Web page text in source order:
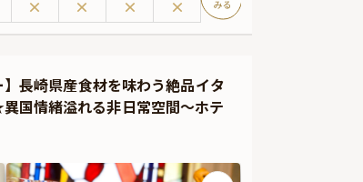
。アズロマーレならではの温かなおもてなし
長崎県産食材を味わう絶品イタ
国情緒溢れる非日常空間〜ホテ